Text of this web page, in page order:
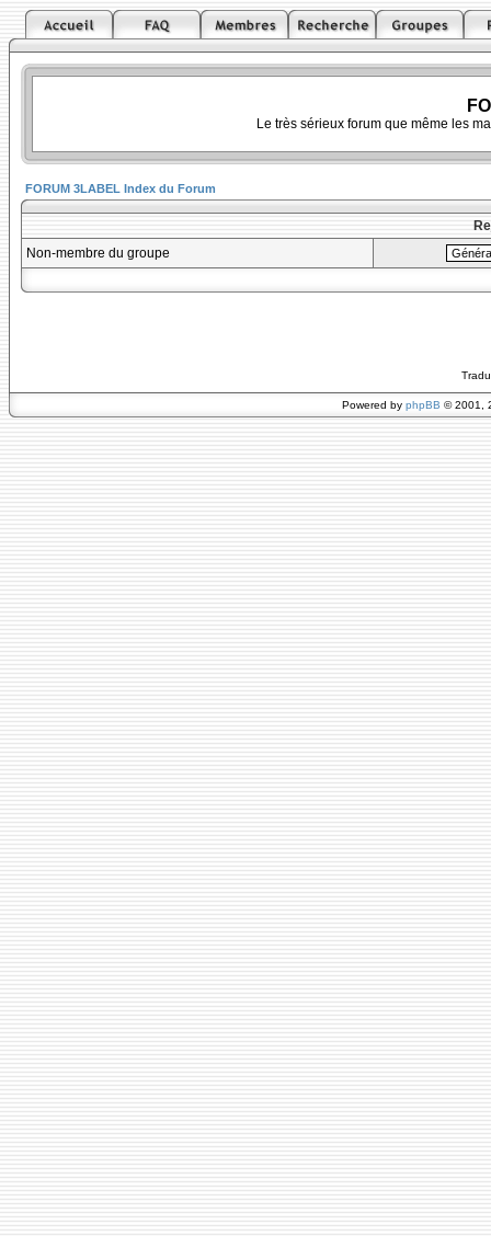
Le très sérieux forum que même les
FORUM 3LABEL Index du Forum
Non-membre du groupe
Powered by phpBB © 2001,